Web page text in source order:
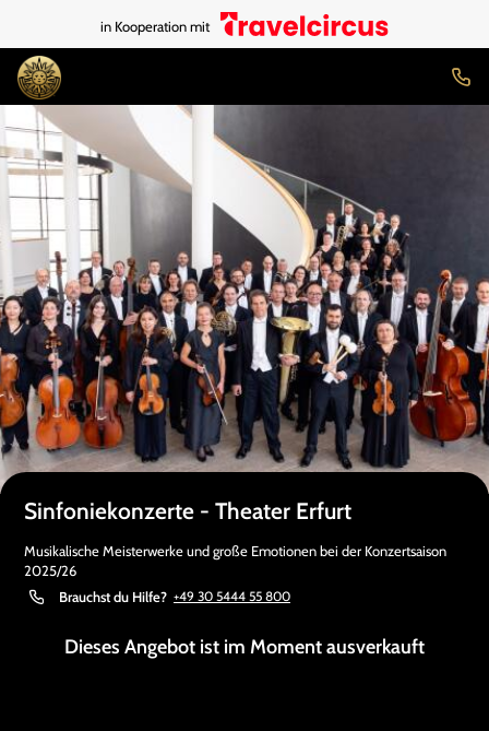
in Kooperation mit
Sinfoniekonzerte - Theater Erfurt
Musikalische Meisterwerke und große Emotionen bei der Konzertsaison
2025/26
Brauchst du Hilfe? +49 30 5444 55 800
Dieses Angebot ist im Moment ausverkauft